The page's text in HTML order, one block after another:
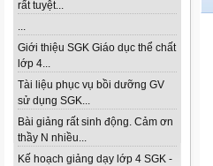
rất tuyệt...
...
Giới thiệu SGK Giáo dục thể chất
lớp 4...
Tài liệu phục vụ bồi dưỡng GV
sử dụng SGK...
Bài giảng rất sinh động. Cảm ơn
thầy N nhiều...
Kế hoạch giảng dạy lớp 4 SGK -